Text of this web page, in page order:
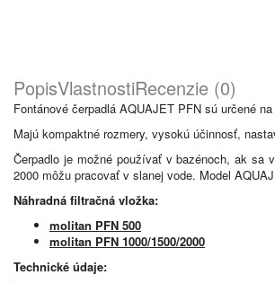
PopisVlastnostiRecenzie (0)
Fontánové čerpadlá AQUAJET PFN sú určené
Majú kompaktné rozmery, vysokú účinnosť,
Čerpadlo je možné používať v bazénoch, ak sa
2000 môžu pracovať v slanej vode. Model
Náhradná filtračná vložka:
molitan PFN 500
molitan PFN 1000/1500/2000
Technické údaje: